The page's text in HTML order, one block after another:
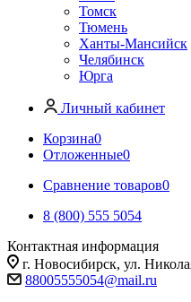
Томск
Тюмень
Ханты-Мансийск
Челябинск
Юрга
Личный кабинет
Корзина0
Отложенные0
Сравнение товаров0
8 (800) 555 5054
Контактная информация
г. Новосибирск, ул.
88005555054@mail.ru